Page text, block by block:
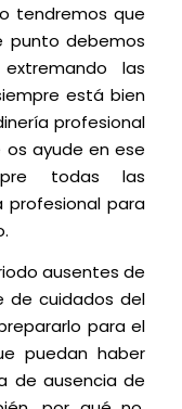
tendremos que
punto debemos
las
está bien
profesional
ayude en ese
todas las
profesional para
ausentes de
de cuidados del
para el
puedan haber
de ausencia de